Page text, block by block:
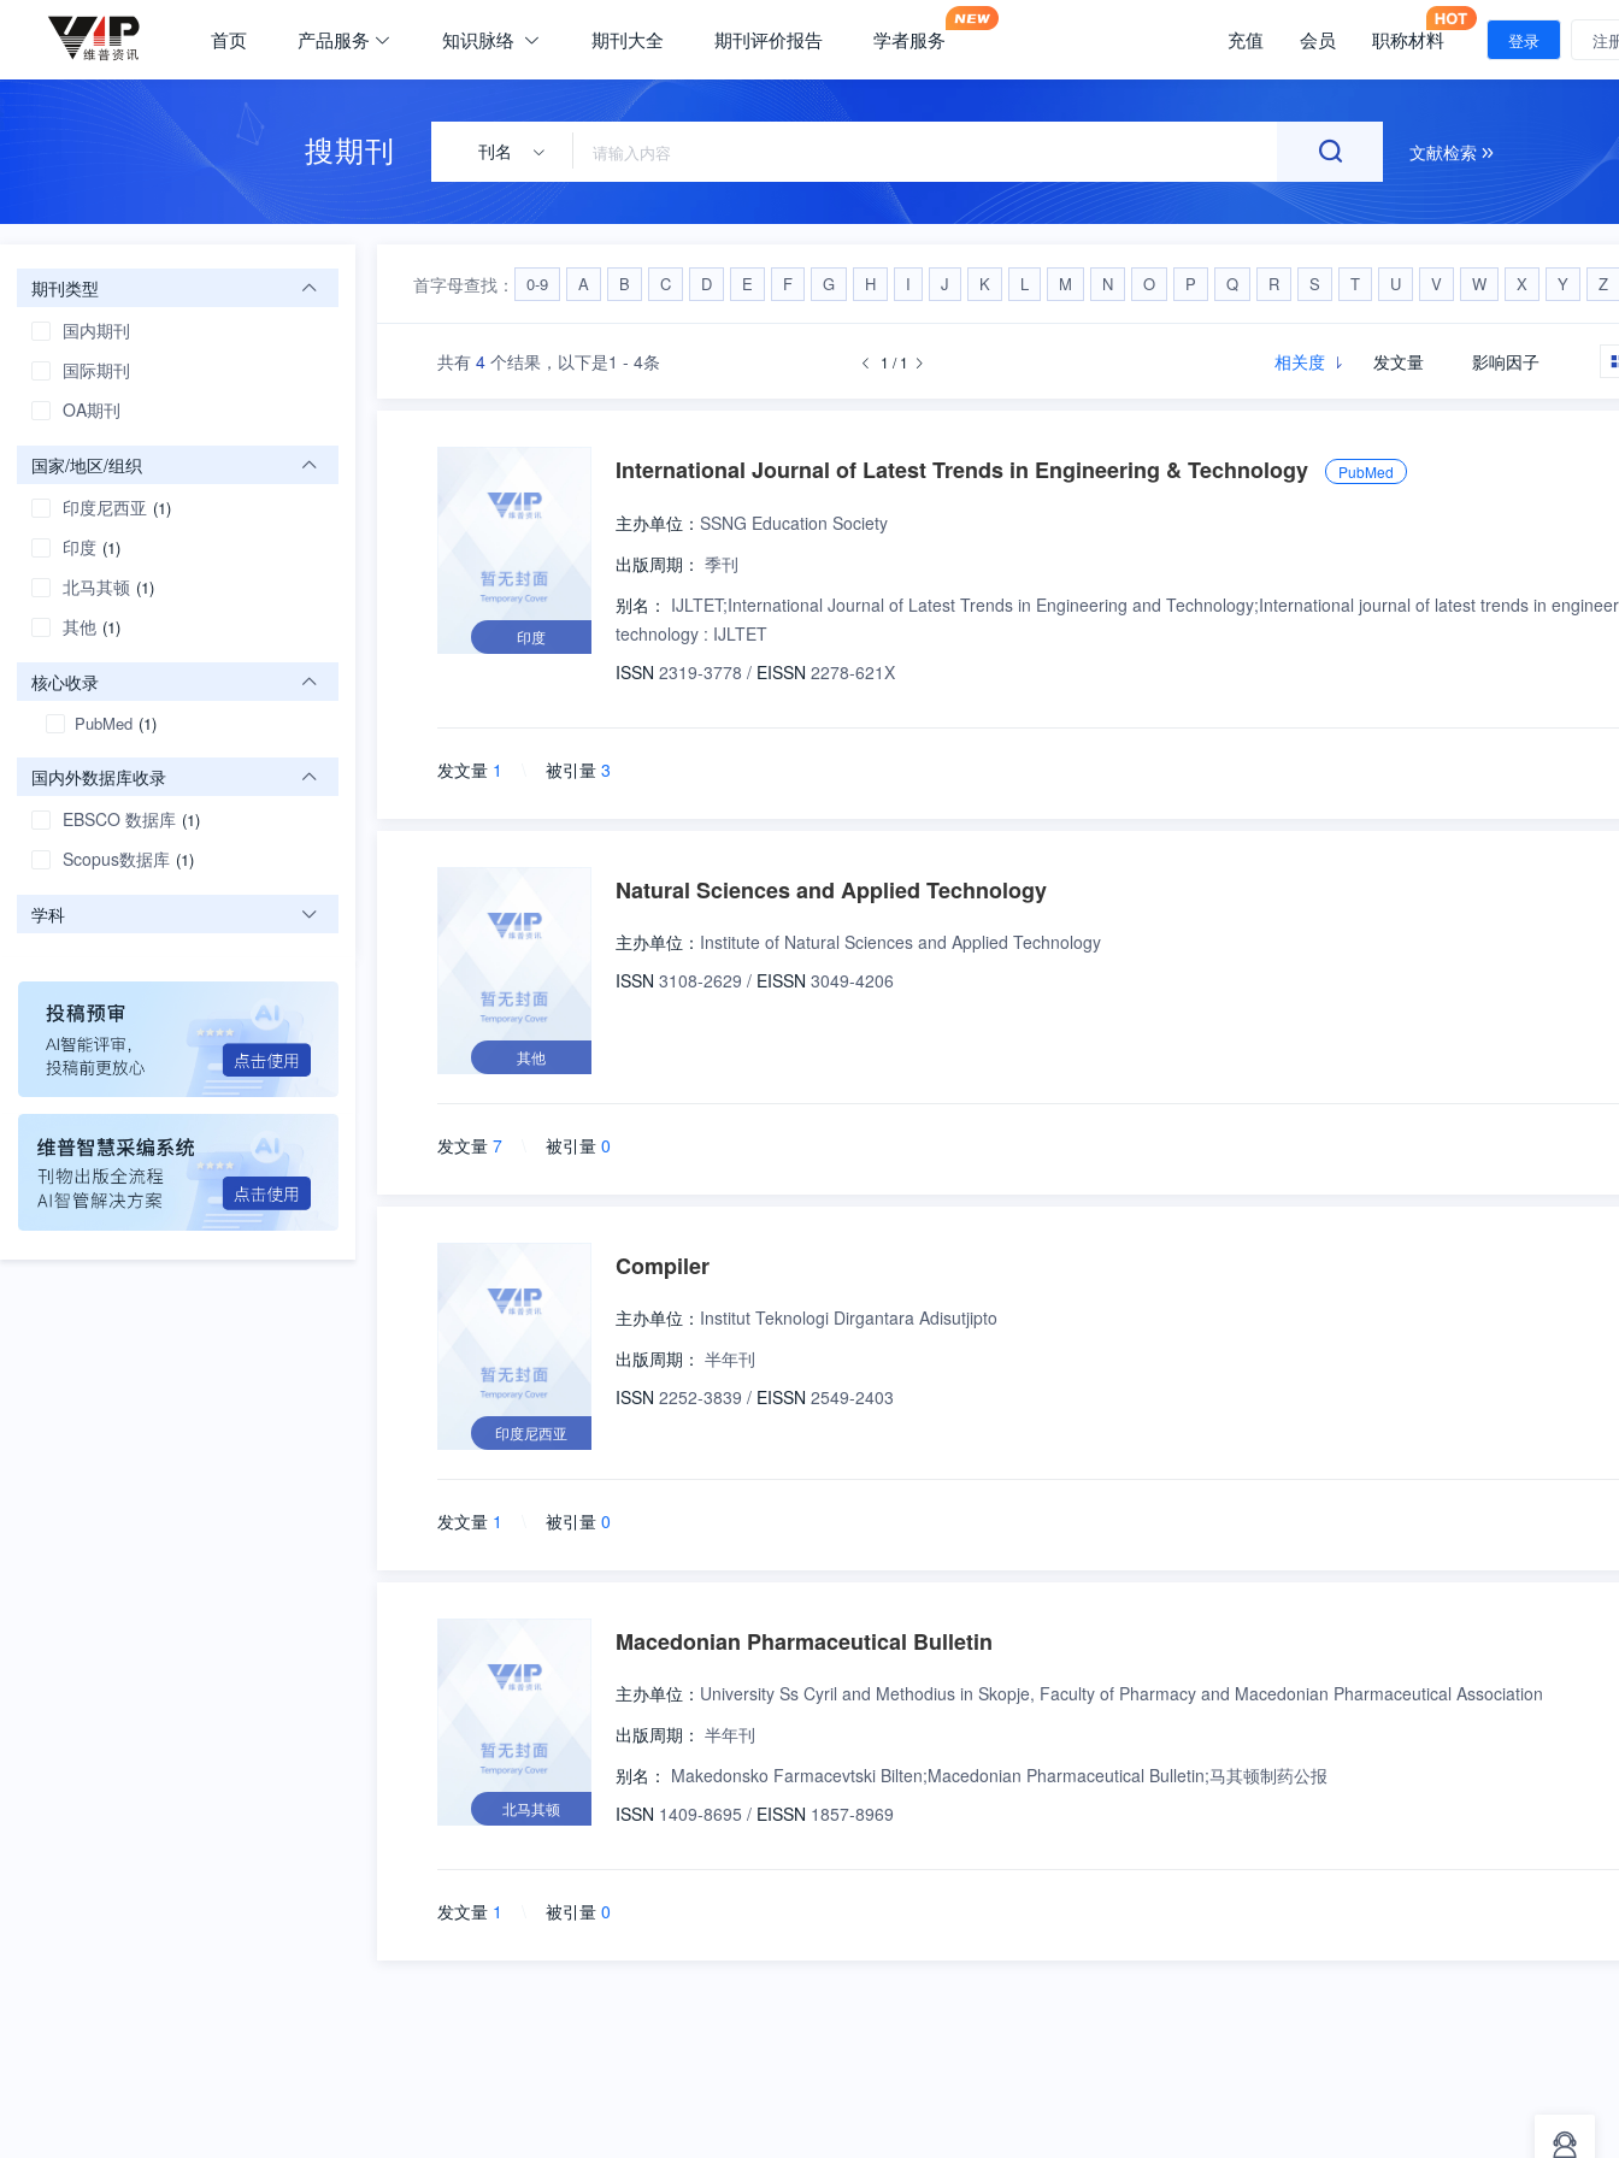
首页 产品服务 知识脉络 期刊大全 期刊评价报告 学者服务 充值 会员 职称材料 登录 注
期刊大全 首页 学科导航 注册
搜期刊 刊名 文献检索
期刊类型
国内期刊
国际期刊
OA期刊
国家/地区/组织
印度尼西亚 (1)
印度 (1)
北马其顿 (1)
其他 (1)
核心收录
PubMed (1)
国内外数据库收录
EBSCO 数据库 (1)
Scopus数据库 (1)
学科
首字母查找： 0-9 A B C D E F G H I J K L M N O P Q R S T U V W X Y Z
共有 4 个结果， 以下是1 - 4条 1 / 1 相关度 发文量 影响因子
印度
International Journal of Latest Trends in Engineering & Technology PubMed
主办单位： SSNG Education Society
出版周期： 季刊
别名： IJLTET;International Journal of Latest Trends in Engineering and Technology;International journal of latest trends in
technology : IJLTET
ISSN 2319-3778 / EISSN 2278-621X
发文量 1 被引量 3
其他
Natural Sciences and Applied Technology
主办单位： Institute of Natural Sciences and Applied Technology
ISSN 3108-2629 / EISSN 3049-4206
发文量 7 被引量 0
印度尼西亚
Compiler
主办单位： Institut Teknologi Dirgantara Adisutjipto
出版周期： 半年刊
ISSN 2252-3839 / EISSN 2549-2403
发文量 1 被引量 0
北马其顿
Macedonian Pharmaceutical Bulletin
主办单位： University Ss Cyril and Methodius in Skopje, Faculty of Pharmacy and Macedonian Pharmaceutical Association
出版周期： 半年刊
别名： Makedonsko Farmacevtski Bilten;Macedonian Pharmaceutical Bulletin;马其顿制药公报
ISSN 1409-8695 / EISSN 1857-8969
发文量 1 被引量 0